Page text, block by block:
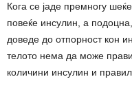
Кога се јаде премногу
повеќе инсулин, а
доведе до отпорност кон
телото нема да може
количини инсулин и